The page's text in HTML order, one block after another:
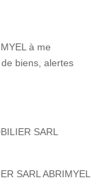
à me
biens, alertes
SARL
SARL ABRIMYEL